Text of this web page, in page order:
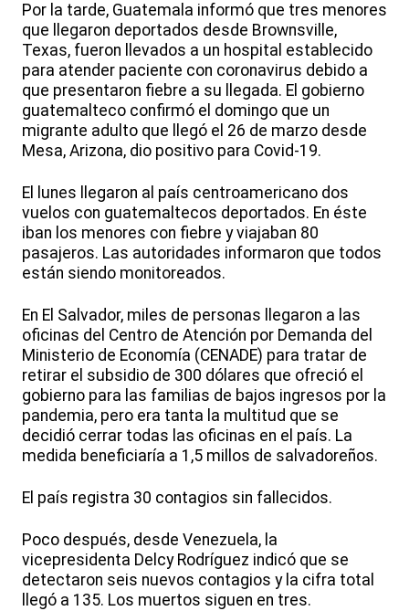
Por la tarde, Guatemala informó que tres menores
que llegaron deportados desde Brownsville,
Texas, fueron llevados a un hospital establecido
para atender paciente con coronavirus debido a
que presentaron fiebre a su llegada. El gobierno
guatemalteco confirmó el domingo que un
migrante adulto que llegó el 26 de marzo desde
Mesa, Arizona, dio positivo para Covid-19.
El lunes llegaron al país centroamericano dos
vuelos con guatemaltecos deportados. En éste
iban los menores con fiebre y viajaban 80
pasajeros. Las autoridades informaron que todos
están siendo monitoreados.
En El Salvador, miles de personas llegaron a las
oficinas del Centro de Atención por Demanda del
Ministerio de Economía (CENADE) para tratar de
retirar el subsidio de 300 dólares que ofreció el
gobierno para las familias de bajos ingresos por la
pandemia, pero era tanta la multitud que se
decidió cerrar todas las oficinas en el país. La
medida beneficiaría a 1,5 millos de salvadoreños.
El país registra 30 contagios sin fallecidos.
Poco después, desde Venezuela, la
vicepresidenta Delcy Rodríguez indicó que se
detectaron seis nuevos contagios y la cifra total
llegó a 135. Los muertos siguen en tres.